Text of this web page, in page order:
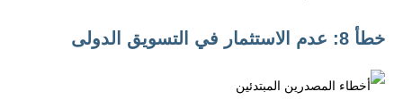
خطأ 8: عدم الاستثمار في التسويق الدولى